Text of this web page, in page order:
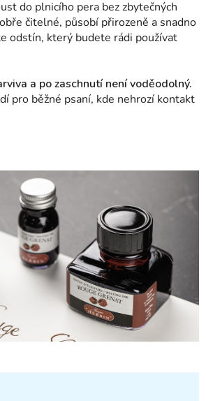
do plnicího pera bez zbytečných
čitelné, působí přirozeně a snadno
odstín, který budete rádi používat
a po zaschnutí není voděodolný.
pro běžné psaní, kde nehrozí kontakt